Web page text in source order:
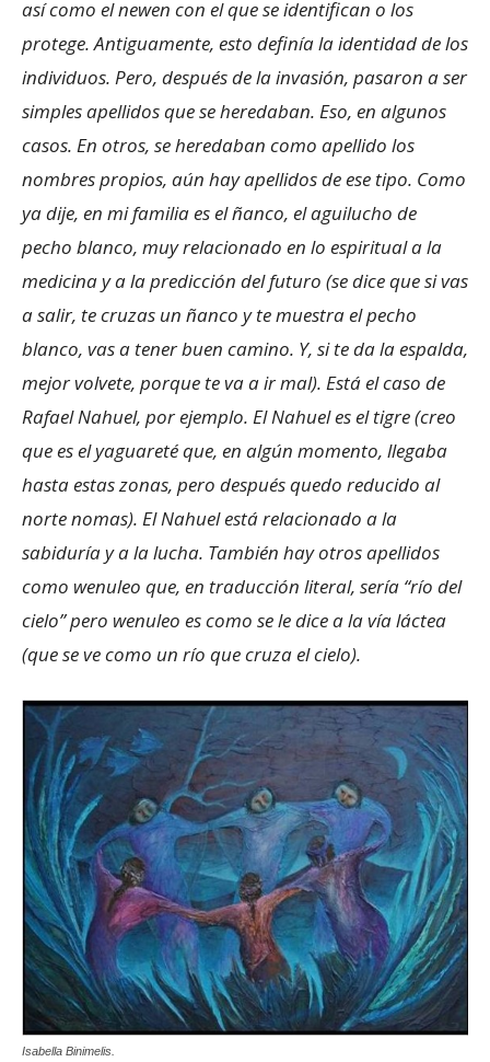
así como el newen con el que se identifican o los
protege. Antiguamente, esto definía la identidad de los
individuos. Pero, después de la invasión, pasaron a ser
simples apellidos que se heredaban. Eso, en algunos
casos. En otros, se heredaban como apellido los
nombres propios, aún hay apellidos de ese tipo. Como
ya dije, en mi familia es el ñanco, el aguilucho de
pecho blanco, muy relacionado en lo espiritual a la
medicina y a la predicción del futuro (se dice que si vas
a salir, te cruzas un ñanco y te muestra el pecho
blanco, vas a tener buen camino. Y, si te da la espalda,
mejor volvete, porque te va a ir mal). Está el caso de
Rafael Nahuel, por ejemplo. El Nahuel es el tigre (creo
que es el yaguareté que, en algún momento, llegaba
hasta estas zonas, pero después quedo reducido al
norte nomas). El Nahuel está relacionado a la
sabiduría y a la lucha. También hay otros apellidos
como wenuleo que, en traducción literal, sería “río del
cielo” pero wenuleo es como se le dice a la vía láctea
(que se ve como un río que cruza el cielo).
Isabella Binimelis.